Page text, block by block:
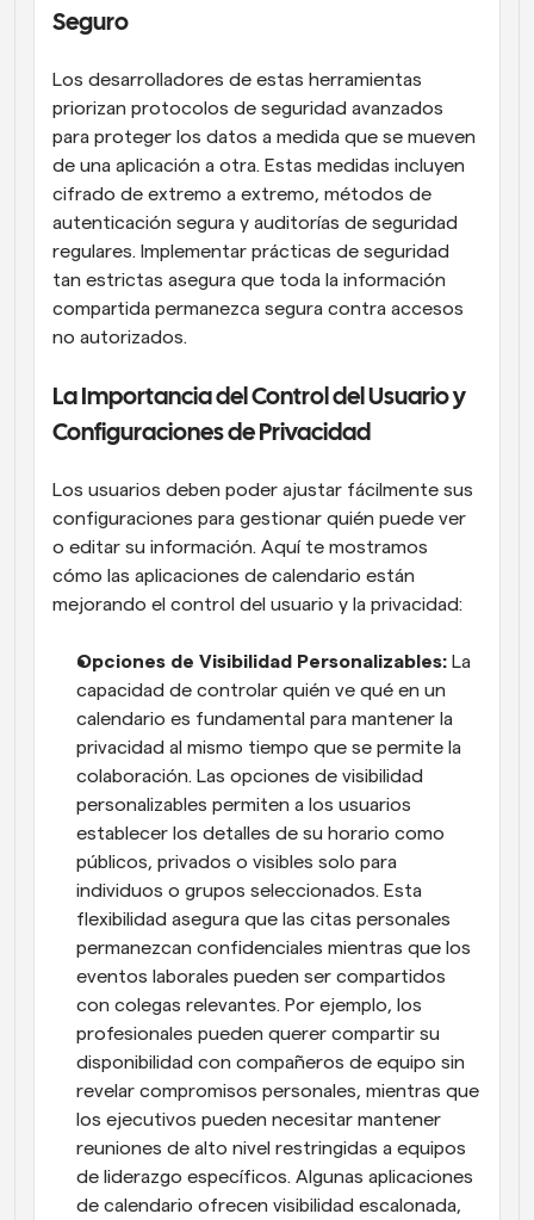
Seguro
Los desarrolladores de estas herramientas
priorizan protocolos de seguridad avanzados
para proteger los datos a medida que se mueven
de una aplicación a otra. Estas medidas incluyen
cifrado de extremo a extremo, métodos de
autenticación segura y auditorías de seguridad
regulares. Implementar prácticas de seguridad
tan estrictas asegura que toda la información
compartida permanezca segura contra accesos
no autorizados.
La Importancia del Control del Usuario y
Configuraciones de Privacidad
Los usuarios deben poder ajustar fácilmente sus
configuraciones para gestionar quién puede ver
o editar su información. Aquí te mostramos
cómo las aplicaciones de calendario están
mejorando el control del usuario y la privacidad:
Opciones de Visibilidad Personalizables: La
capacidad de controlar quién ve qué en un
calendario es fundamental para mantener la
privacidad al mismo tiempo que se permite la
colaboración. Las opciones de visibilidad
personalizables permiten a los usuarios
establecer los detalles de su horario como
públicos, privados o visibles solo para
individuos o grupos seleccionados. Esta
flexibilidad asegura que las citas personales
permanezcan confidenciales mientras que los
eventos laborales pueden ser compartidos
con colegas relevantes. Por ejemplo, los
profesionales pueden querer compartir su
disponibilidad con compañeros de equipo sin
revelar compromisos personales, mientras que
los ejecutivos pueden necesitar mantener
reuniones de alto nivel restringidas a equipos
de liderazgo específicos. Algunas aplicaciones
de calendario ofrecen visibilidad escalonada,